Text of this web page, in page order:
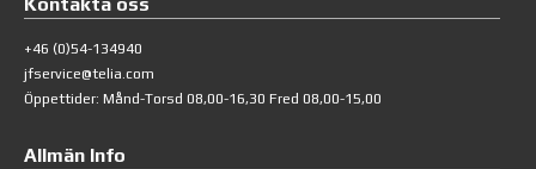
+46 (0)54-134940
jfservice@telia.com
Öppettider: Månd-Torsd 08,00-16,30 Fred 08,00-15,00
Allmän Info